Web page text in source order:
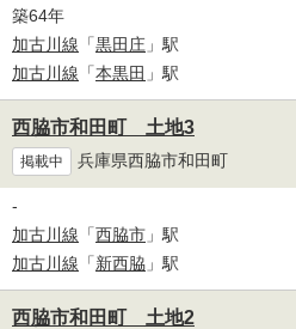
築64年
加古川線 「黒田庄 」駅
加古川線 「本黒田 」駅
西脇市和田町 土地3
掲載中 兵庫県西脇市和田町
-
加古川線 「西脇市 」駅
加古川線 「新西脇 」駅
西脇市和田町 土地2